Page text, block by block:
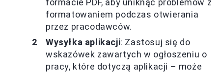
formacie PDF, aby uniknąć problemów z
formatowaniem podczas otwierania
przez pracodawców.
Wysyłka aplikacji: Zastosuj się do
wskazówek zawartych w ogłoszeniu o
pracy, które dotyczą aplikacji – może